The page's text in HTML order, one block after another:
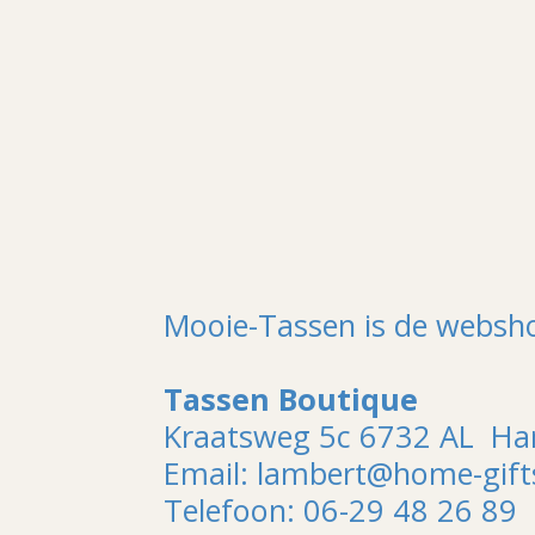
Mooie-Tassen is de
Tassen Boutique
Kraatsweg 5c 6732 AL
Email: lambert@home-
Telefoon: 06-29 48 26 89